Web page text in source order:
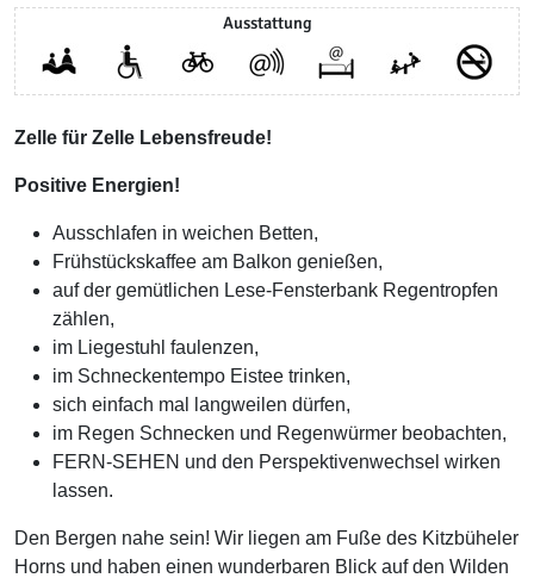
Ausstattung
Zelle für Zelle Lebensfreude!
Positive Energien!
Ausschlafen in weichen Betten,
Frühstückskaffee am Balkon genießen,
auf der gemütlichen Lese-Fensterbank Regentropfen
zählen,
im Liegestuhl faulenzen,
im Schneckentempo Eistee trinken,
sich einfach mal langweilen dürfen,
im Regen Schnecken und Regenwürmer beobachten,
FERN-SEHEN und den Perspektivenwechsel wirken
lassen.
Den Bergen nahe sein! Wir liegen am Fuße des Kitzbüheler
Horns und haben einen wunderbaren Blick auf den Wilden